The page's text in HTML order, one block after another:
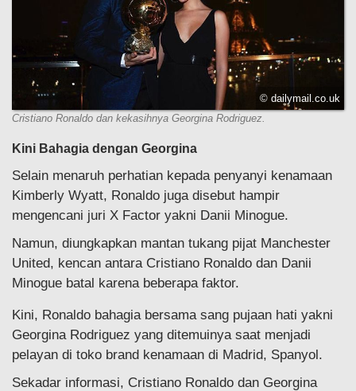
© dailymail.co.uk
Cristiano Ronaldo dan kekasihnya Georgina Rodriguez.
Kini Bahagia dengan Georgina
Selain menaruh perhatian kepada penyanyi kenamaan
Kimberly Wyatt, Ronaldo juga disebut hampir
mengencani juri X Factor yakni Danii Minogue.
Namun, diungkapkan mantan tukang pijat Manchester
United, kencan antara Cristiano Ronaldo dan Danii
Minogue batal karena beberapa faktor.
Kini, Ronaldo bahagia bersama sang pujaan hati yakni
Georgina Rodriguez yang ditemuinya saat menjadi
pelayan di toko brand kenamaan di Madrid, Spanyol.
Sekadar informasi, Cristiano Ronaldo dan Georgina